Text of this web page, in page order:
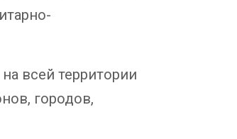
всей территории
городов,